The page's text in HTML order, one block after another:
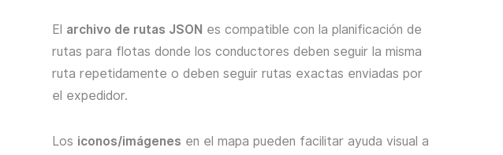
El archivo de rutas JSON es compatible con la planificación de
rutas para flotas donde los conductores deben seguir la misma
ruta repetidamente o deben seguir rutas exactas enviadas por
el expedidor.
Los iconos/imágenes en el mapa pueden facilitar ayuda visual a